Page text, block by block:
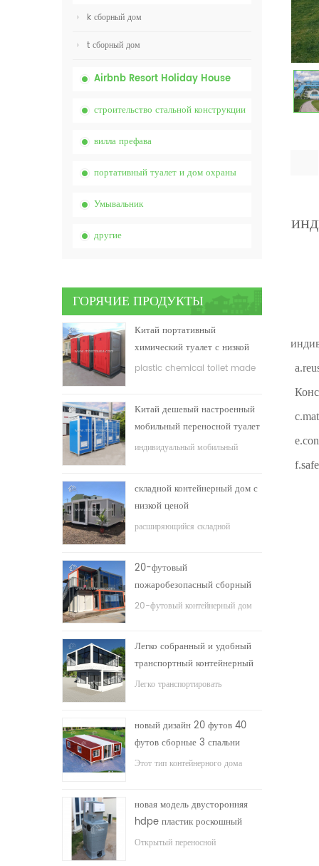
k сборный дом
t сборный дом
Airbnb Resort Holiday House
строительство стальной конструкции
вилла префава
портативный туалет и дом охраны
Умывальник
другие
ГОРЯЧИЕ ПРОДУКТЫ
Китай портативный
химический туалет с низкой
ценой
plastic chemical toilet made
Китай дешевый настроенный
мобильный переносной туалет
для строительной площадки
индивидуальный мобильный
складной контейнерный дом с
низкой ценой
расширяющийся складной
20-футовый
пожаробезопасный сборный
дом жилой контейнерный дом
20-футовый контейнерный дом
Легко собранный и удобный
транспортный контейнерный
дом
Легко транспортировать
новый дизайн 20 футов 40
футов сборные 3 спальни
крошечный расширяемый
Этот тип контейнерного дома
ванную комнату и электрическую
систему.
новая модель двусторонняя
hdpe пластик роскошный
общественный умывальник
Открытый переносной